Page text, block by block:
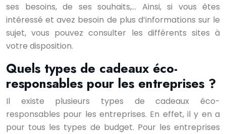
ses besoins, de ses souhaits,… Ainsi, si vous êtes
intéressé et avez besoin de plus d’informations sur le
sujet, vous pouvez consulter les différents sites à
votre disposition.
Quels types de cadeaux éco-
responsables pour les entreprises ?
Il existe plusieurs types de cadeaux éco-
responsables pour les entreprises. En effet, il y en a
pour tous les types de budget. Pour les entreprises